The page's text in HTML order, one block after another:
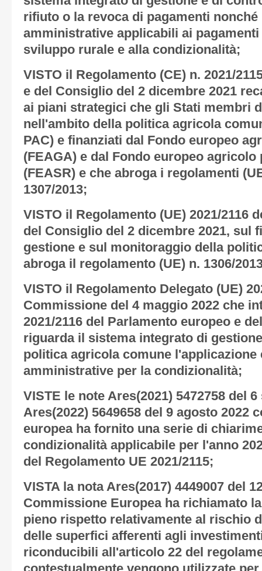
rifiuto o la revoca di pagamenti nonché
amministrative applicabili ai
sviluppo rurale e alla condizionalità;
VISTO il Regolamento (CE) n. 2021/
e del Consiglio del 2 dicembre 2021
ai piani strategici che gli Stati membri
nell'ambito della politica agricola
PAC) e finanziati dal Fondo europeo
(FEAGA) e dal Fondo europeo
(FEASR) e che abroga i regolamenti
1307/2013;
VISTO il Regolamento (UE) 2021/2116
del Consiglio del 2 dicembre 2021, sul
gestione e sul monitoraggio della
abroga il regolamento (UE) n. 1306/
VISTO il Regolamento Delegato (UE)
Commissione del 4 maggio 2022 che
2021/2116 del Parlamento europeo e
riguarda il sistema integrato di
politica agricola comune
amministrative per la condizionalità;
VISTE le note Ares(2021) 5472758 del
Ares(2022) 5649658 del 9 agosto 2022
europea ha fornito una serie di
condizionalità applicabile per l'anno
del Regolamento UE 2021/2115;
VISTA la nota Ares(2017) 4449007 del
Commissione Europea ha richiamato
pieno rispetto relativamente al rischio
delle superfici afferenti agli
riconducibili all'articolo 22 del